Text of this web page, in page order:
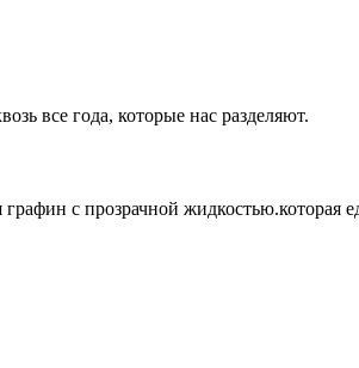
все года, которые нас разделяют.
с прозрачной жидкостью.которая